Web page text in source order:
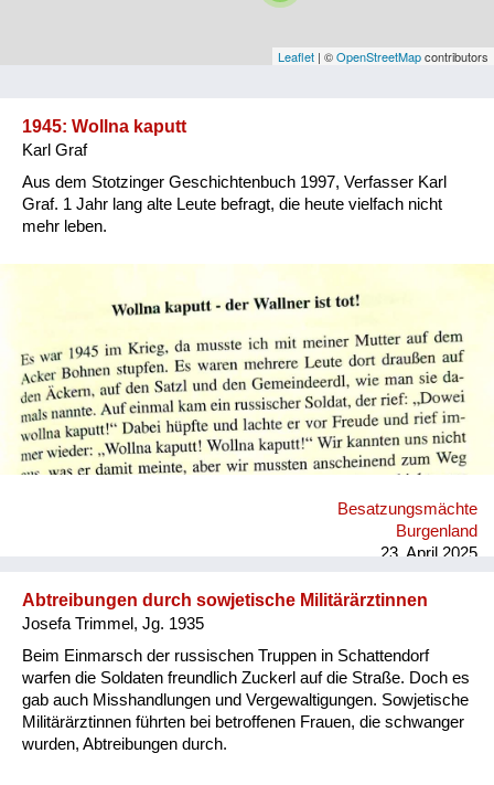
Vorarlberg
Besatzungsmächte
Versorgung
Heimkehrer
Fluchtgeschichten
Familiengeschichten
Schule und Ausbildung
Wiederaufbau und
Wohnen
Leaflet | ©OpenStreetMapcontributors
1945: Wollna kaputt
Karl Graf
Aus dem Stotzinger Geschichtenbuch 1997, Verfasser Karl
Graf. 1 Jahr lang alte Leute befragt, die heute vielfach nicht
mehr leben.
Besatzungsmächte
Burgenland
23. April 2025
Abtreibungen durch sowjetische Militärärztinnen
Josefa Trimmel, Jg. 1935
Beim Einmarsch der russischen Truppen in Schattendorf
warfen die Soldaten freundlich Zuckerl auf die Straße. Doch es
gab auch Misshandlungen und Vergewaltigungen. Sowjetische
Militärärztinnen führten bei betroffenen Frauen, die schwanger
wurden, Abtreibungen durch.